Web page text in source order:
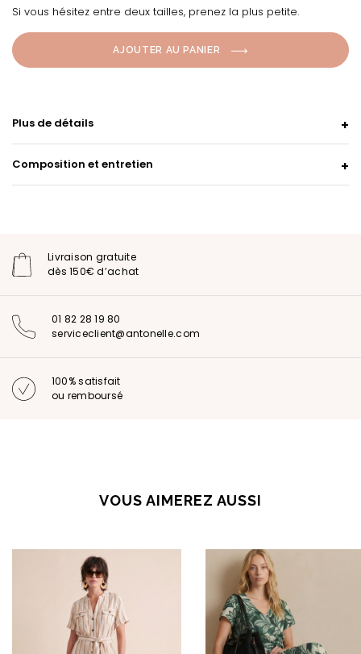
Si vous hésitez entre deux tailles, prenez la plus petite.
AJOUTER AU PANIER
Plus de détails
Composition et entretien
Livraison gratuite
dès 150€ d’achat
01 82 28 19 80
serviceclient@antonelle.com
100% satisfait
ou remboursé
VOUS AIMEREZ AUSSI